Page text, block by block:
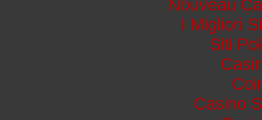
Nouveau
I Migliori
Siti
Casino